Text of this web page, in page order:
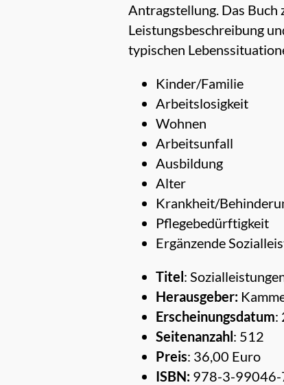
Antragstellung. Das Buch
Leistungsbeschreibung
typischen
Kinder/Familie
Arbeitslosigkeit
Wohnen
Arbeitsunfall
Ausbildung
Alter
Krankheit/
Pflegebedürftigkeit
Ergänzende
Titel:
Herausgeber:
Erscheinungsdatum:
Seitenanzahl: 512
Preis: 36,00 Euro
ISBN: 978-3-